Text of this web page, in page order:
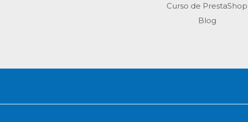
Curso de PrestaShop
Blog